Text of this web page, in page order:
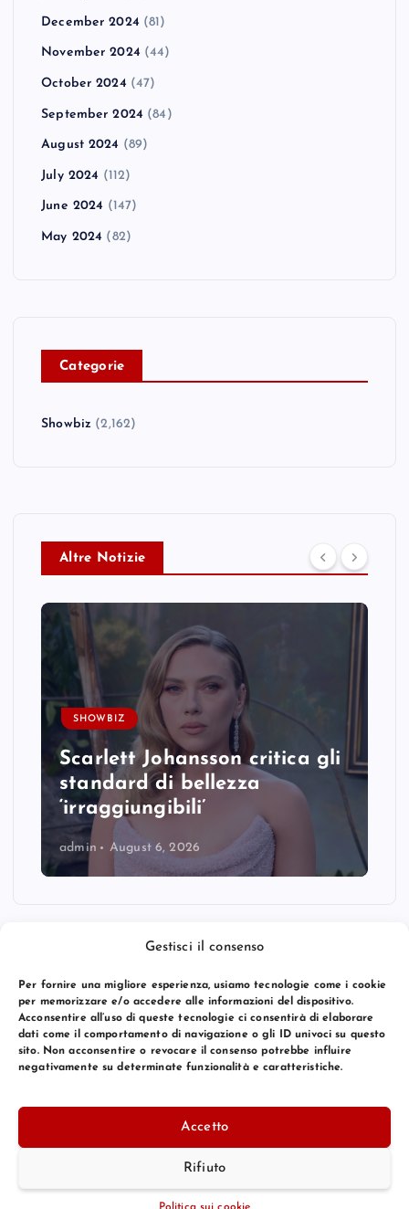
Gestisci il consenso
Per fornire una migliore esperienza, usiamo tecnologie come i cookie
per memorizzare e/o accedere alle informazioni del dispositivo.
Acconsentire all’uso di queste tecnologie ci consentirà di elaborare
dati come il comportamento di navigazione o gli ID univoci su questo
sito. Non acconsentire o revocare il consenso potrebbe influire
negativamente su determinate funzionalità e caratteristiche.
Accetto
Rifiuto
December 2024 (81)
November 2024 (44)
October 2024 (47)
September 2024 (84)
August 2024 (89)
July 2024 (112)
June 2024 (147)
May 2024 (82)
Categorie
Showbiz (2,162)
Altre Notizie
SHOWBIZ
Scarlett Johansson critica gli
standard di bellezza
‘irraggiungibili’
admin August 6, 2026